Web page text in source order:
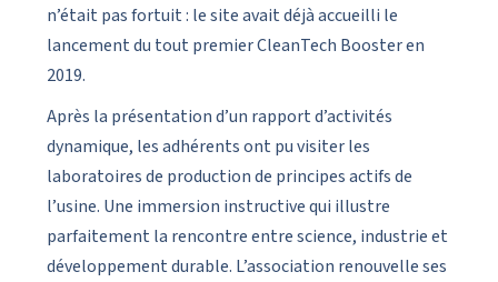
n’était pas fortuit : le site avait déjà accueilli le
lancement du tout premier CleanTech Booster en
2019.
Après la présentation d’un rapport d’activités
dynamique, les adhérents ont pu visiter les
laboratoires de production de principes actifs de
l’usine. Une immersion instructive qui illustre
parfaitement la rencontre entre science, industrie et
développement durable. L’association renouvelle ses